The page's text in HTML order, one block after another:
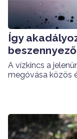
Így
A vízkincs a
megóvása közös